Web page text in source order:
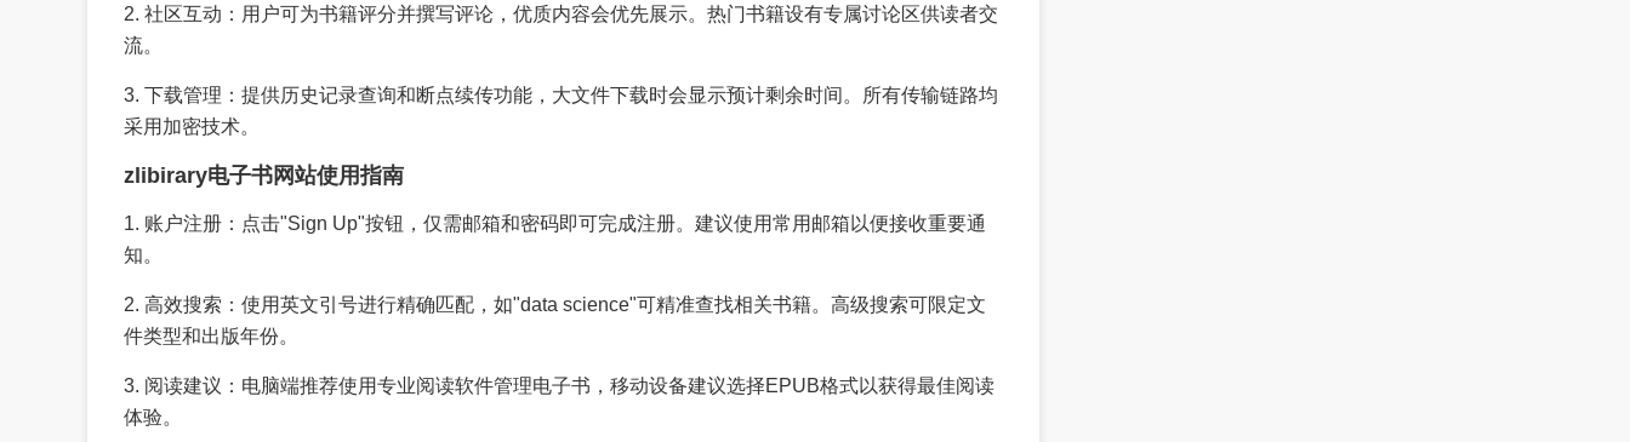
2. 社区互动：用户可为书籍评分并撰写评论，优质内容会优先展示。热门书籍设有专属讨论区供读者交
流。
3. 下载管理：提供历史记录查询和断点续传功能，大文件下载时会显示预计剩余时间。所有传输链路均
采用加密技术。
zlibirary电子书网站使用指南
1. 账户注册：点击"Sign Up"按钮，仅需邮箱和密码即可完成注册。建议使用常用邮箱以便接收重要通
知。
2. 高效搜索：使用英文引号进行精确匹配，如"data science"可精准查找相关书籍。高级搜索可限定文
件类型和出版年份。
3. 阅读建议：电脑端推荐使用专业阅读软件管理电子书，移动设备建议选择EPUB格式以获得最佳阅读
体验。